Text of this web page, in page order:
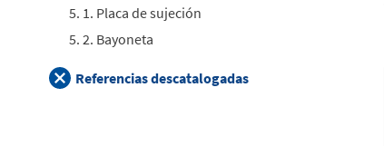
5. 1. Placa de sujeción
5. 2. Bayoneta
Referencias descatalogadas